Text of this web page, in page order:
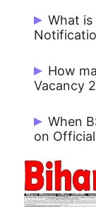
Start
27/12/
What is
Rs.
How
Vacancy
There
When
on
BSSTET
02/12/